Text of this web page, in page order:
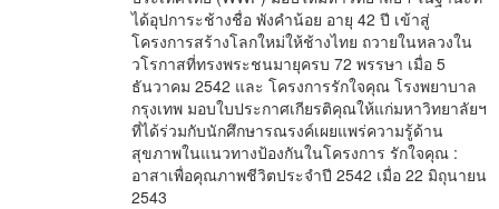
ได้อุปการะช้างชื่อ พังคำน้อย อายุ 42 ปี เข้าสู่
โครงการสร้างโลกใหม่ให้ช้างไทย ถวายในหลวงใน
วโรกาสที่ทรงพระชนมายุครบ 72 พรรษา เมื่อ 5
ธันวาคม 2542 และ โครงการรักใจคุณ โรงพยาบาล
กรุงเทพ มอบใบประกาศเกียรติคุณให้แก่มหาวิทยาลัยฯ
ที่ได้ร่วมกับนักศึกษารณรงค์เผยแพร่ความรู้ด้าน
สุขภาพในแนวทางป้องกันในโครงการ รักใจคุณ :
อาสาเพื่อคุณภาพชีวิตประจำปี 2542 เมื่อ 22 มิถุนายน
2543